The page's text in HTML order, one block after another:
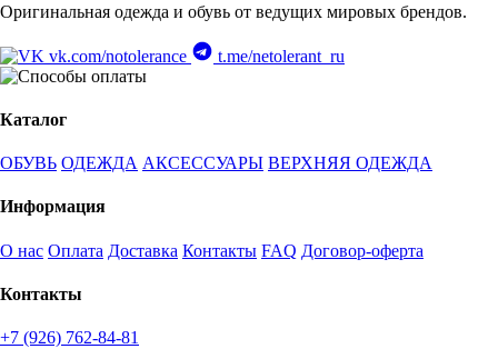
Оригинальная одежда и обувь от ведущих мировых брендов.
vk.com/notolerance t.me/netolerant_ru
Каталог
ОБУВЬ ОДЕЖДА АКСЕССУАРЫ ВЕРХНЯЯ ОДЕЖДА
Информация
О нас Оплата Доставка Контакты FAQ Договор-оферта
Контакты
+7 (926) 762-84-81